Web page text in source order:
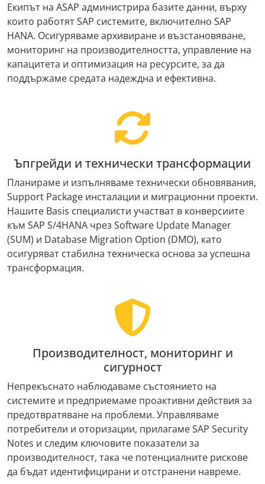
Екипът на ASAP администрира базите данни, върху
които работят SAP системите, включително SAP
HANA. Осигуряваме архивиране и възстановяване,
мониторинг на производителността, управление на
капацитета и оптимизация на ресурсите, за да
поддържаме средата надеждна и ефективна.
Ъпгрейди и технически трансформации
Планираме и изпълняваме технически обновявания,
Support Package инсталации и миграционни проекти.
Нашите Basis специалисти участват в конверсиите
към SAP S/4HANA чрез Software Update Manager
(SUM) и Database Migration Option (DMO), като
осигуряват стабилна техническа основа за успешна
трансформация.
Производителност, мониторинг и
сигурност
Непрекъснато наблюдаваме състоянието на
системите и предприемаме проактивни действия за
предотвратяване на проблеми. Управляваме
потребители и оторизации, прилагаме SAP Security
Notes и следим ключовите показатели за
производителност, така че потенциалните рискове
да бъдат идентифицирани и отстранени навреме.